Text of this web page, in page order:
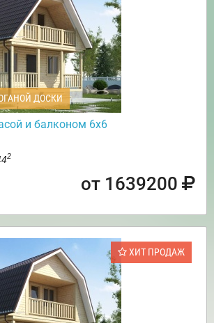
ДОСКИ
и балконом 6х6
2
от 1639200
ХИТ ПРОДАЖ